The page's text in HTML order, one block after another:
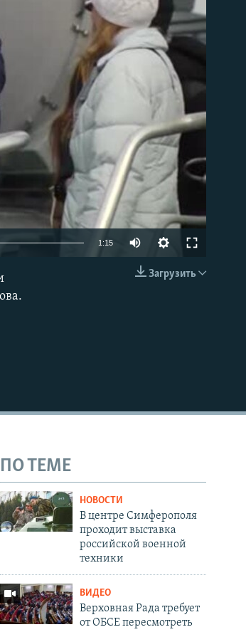
EMBED
1:15
Загрузить
ПО ТЕМЕ
НОВОСТИ
В центре Симферополя
проходит выставка
российской военной
техники
ВИДЕО
Верховная Рада требует
от ОБСЕ пересмотреть